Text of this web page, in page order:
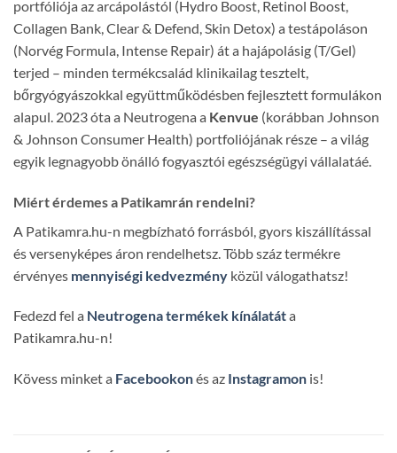
portfóliója az arcápolástól (Hydro Boost, Retinol Boost,
Collagen Bank, Clear & Defend, Skin Detox) a testápoláson
(Norvég Formula, Intense Repair) át a hajápolásig (T/Gel)
terjed – minden termékcsalád klinikailag tesztelt,
bőrgyógyászokkal együttműködésben fejlesztett formulákon
alapul. 2023 óta a Neutrogena a Kenvue (korábban Johnson
& Johnson Consumer Health) portfoliójának része – a világ
egyik legnagyobb önálló fogyasztói egészségügyi vállalatáé.
Miért érdemes a Patikamrán rendelni?
A Patikamra.hu-n megbízható forrásból, gyors kiszállítással
és versenyképes áron rendelhetsz. Több száz termékre
érvényes mennyiségi kedvezmény közül válogathatsz!
Fedezd fel a Neutrogena termékek kínálatáta
Patikamra.hu-n!
Kövess minket a Facebookonés az Instagramon is!